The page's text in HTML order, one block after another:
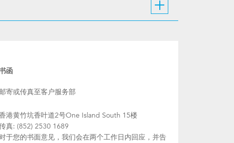
函
邮寄或传真至客户服务部
港黄竹坑香叶道2号One Island South 15楼
真: (852) 2530 1689
于您的书面意见，我们会在两个工作日内回应，并告